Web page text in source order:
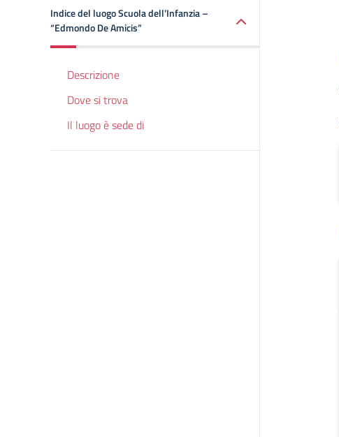
Indice del luogo Scuola dell’Infanzia –
“Edmondo De Amicis”
Descrizione
Dove si trova
Il luogo è sede di